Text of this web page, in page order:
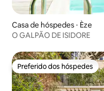
Casa de hóspedes ⋅ Èze
O GALPÃO DE ISIDORE
Preferido dos hóspedes
Preferido dos hóspedes